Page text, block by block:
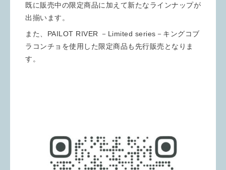
既に販売中の限定商品に加えて新たなラインナップが
出揃います。
また、PAILOT RIVER －Limited series－キングコブ
ラコンチョを使用した限定商品も先行販売となりま
す。